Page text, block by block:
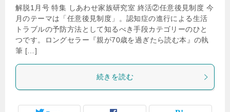
解脱1月号 特集 しあわせ家族研究室 終活②任意後見制度 今
月のテーマは「任意後見制度」。認知症の進行による生活
トラブルの予防方法として知るべき手段カテゴリーのひと
つです。ロングセラー『親が70歳を過ぎたら読む本』の執
筆 […]
続きを読む